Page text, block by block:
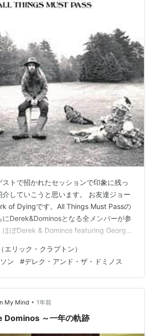
ストで招かれたセッションで印象に残っ
介していこうと思います。 お友達ジョー
of Dyingです。All Things Must Passの
にDerek&Dominosとなる全メンバーが参
ほぼDerek & Dominos featuring George
ラプトンの名前はクレジットされてい
。 ギターの唸り具合がすごいです。
Jam の一曲”Plug Me In”はほぼDominos
エリック・クラプトン）
ン #デレク・アンド・ザ・ドミノス
My Mind • 1年前
Dominos ～一年の軌跡